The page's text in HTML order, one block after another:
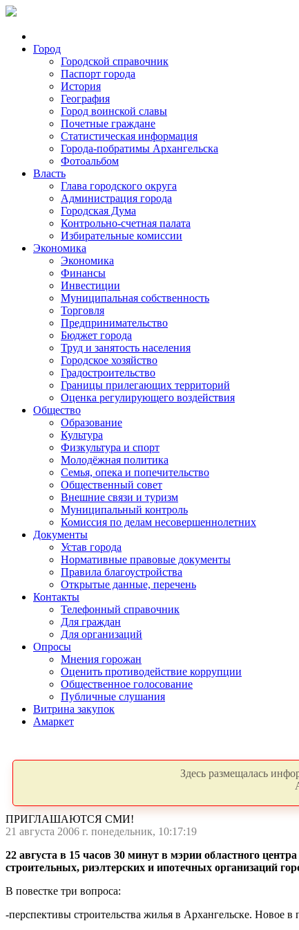
Город
Городской справочник
Паспорт города
История
География
Город воинской славы
Почетные граждане
Статистическая информация
Города-побратимы Архангельска
Фотоальбом
Власть
Глава городского округа
Администрация города
Городская Дума
Контрольно-счетная палата
Избирательные комиссии
Экономика
Экономика
Финансы
Инвестиции
Муниципальная собственность
Торговля
Предпринимательство
Бюджет города
Труд и занятость населения
Городское хозяйство
Градостроительство
Границы прилегающих территорий
Оценка регулирующего воздействия
Общество
Образование
Культура
Физкультура и спорт
Молодёжная политика
Семья, опека и попечительство
Общественный совет
Внешние связи и туризм
Муниципальный контроль
Комиссия по делам несовершеннолетних
Документы
Устав города
Нормативные правовые документы
Правила благоустройства
Открытые данные, перечень
Контакты
Телефонный справочник
Для граждан
Для организаций
Опросы
Мнения горожан
Оценить противодействие коррупции
Общественное голосование
Публичные слушания
Витрина закупок
Амаркет
Здесь размещалась
ПРИГЛАШАЮТСЯ СМИ!
21 августа 2006 г. понедельник, 10:17:19
22 августа в 15 часов 30 минут в мэрии областного
строительных, риэлтерских и ипотечных организаций
В повестке три вопроса:
-перспективы строительства жилья в Архангельске. Новое